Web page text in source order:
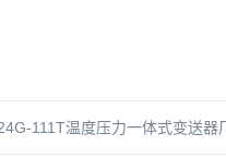
111T温度压力一体式变送器